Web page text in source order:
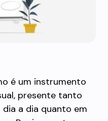
é um instrumento
presente tanto
a dia quanto em